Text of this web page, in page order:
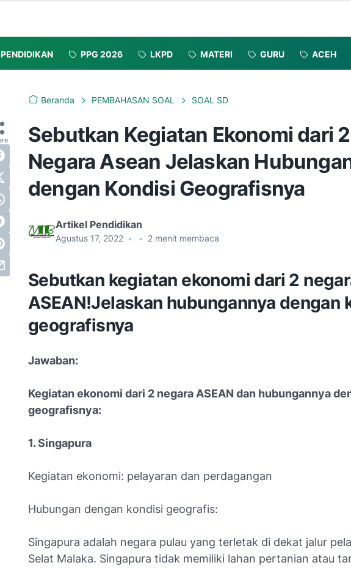
PENDIDIKAN PPG 2026 LKPD MATERI GURU ACEH
Beranda PEMBAHASAN SOAL SOAL SD
Sebutkan Kegiatan Ekonomi dari 2
Negara Asean Jelaskan
dengan Kondisi Geografisnya
Artikel Pendidikan
Agustus 17, 2022 • • 2 menit membaca
Sebutkan kegiatan ekonomi dari 2
ASEAN!Jelaskan hubungannya dengan
geografisnya
Jawaban:
Kegiatan ekonomi dari 2 negara ASEAN dan hubungannya
geografisnya:
1. Singapura
Kegiatan ekonomi: pelayaran dan perdagangan
Hubungan dengan kondisi geografis:
Singapura adalah negara pulau yang terletak di dekat jalur
Selat Malaka. Singapura tidak memiliki lahan pertanian atau